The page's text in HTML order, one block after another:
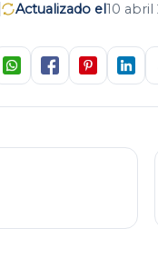
Actualizado el10 abril